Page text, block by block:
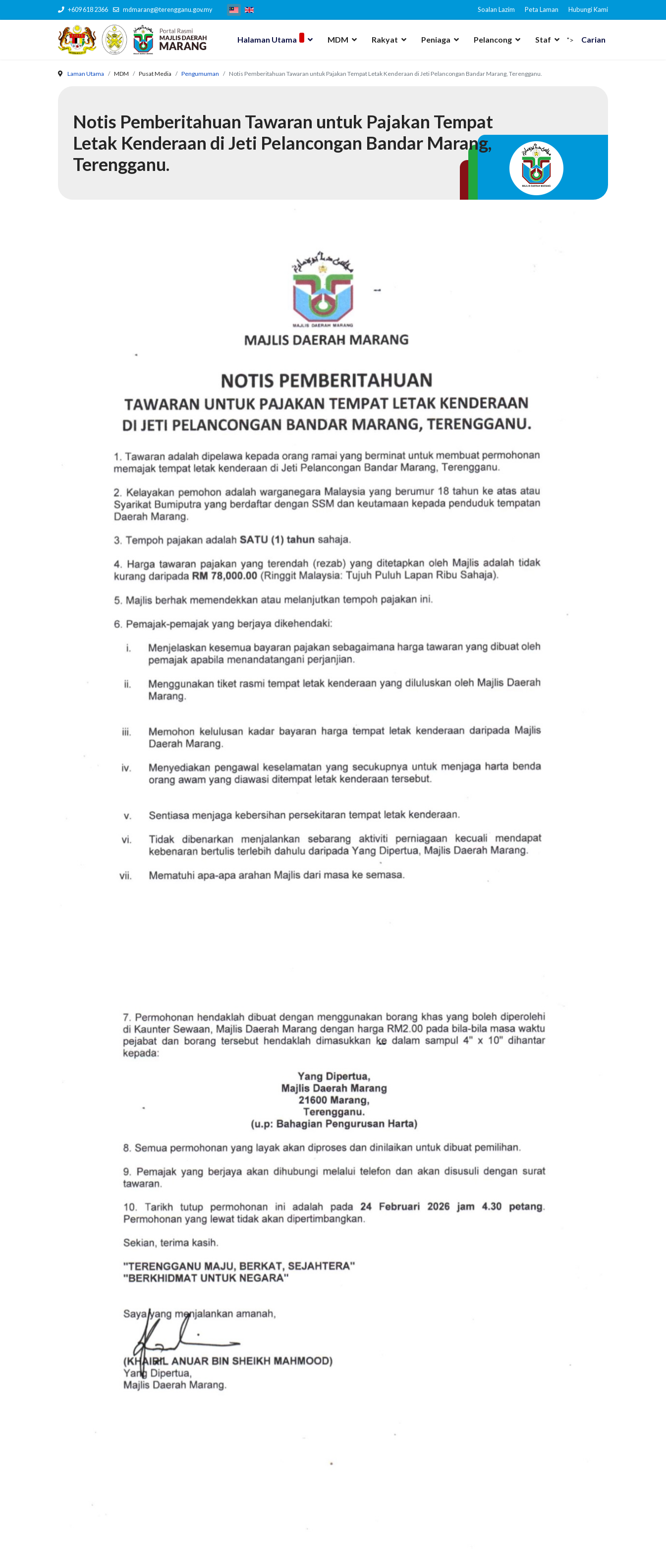
+609 618 2366 mdmarang@terengganu.gov.my Soalan Lazim Peta Laman Hubungi Kami
Halaman Utama MDM Rakyat Peniaga Pelancong Staf "> Carian
Laman Utama MDM Pusat Media Pengumuman Notis Pemberitahuan Tawaran untuk Pajakan Tempat Letak Kenderaan di Jeti Pelancongan Bandar Marang, Terengganu.
Notis Pemberitahuan Tawaran untuk Pajakan Tempat
Letak Kenderaan di Jeti Pelancongan Bandar Marang,
Terengganu.